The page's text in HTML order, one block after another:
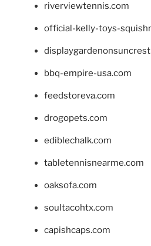
riverviewtennis.com
official-kelly-toys-
bbq-empire-usa.com
feedstoreva.com
drogopets.com
ediblechalk.com
tabletennisnearme.com
oaksofa.com
soultacohtx.com
capishcaps.com